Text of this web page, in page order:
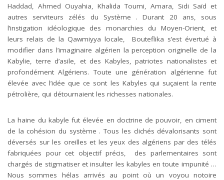
Haddad, Ahmed Ouyahia, Khalida Toumi, Amara, Sidi Saïd et
autres serviteurs zélés du Système . Durant 20 ans, sous
l’instigation idéologique des monarchies du Moyen-Orient, et
leurs relais de la Qawmiyya locale, Bouteflika s’est évertué à
modifier dans l’imaginaire algérien la perception originelle de la
Kabylie, terre d’asile, et des Kabyles, patriotes nationalistes et
profondément Algériens. Toute une génération algérienne fut
élevée avec l’idée que ce sont les Kabyles qui suçaient la rente
pétrolière, qui détournaient les richesses nationales.
La haine du kabyle fut élevée en doctrine de pouvoir, en ciment
de la cohésion du système . Tous les clichés dévalorisants sont
déversés sur les oreilles et les yeux des algériens par des télés
fabriquées pour cet objectif précis, des parlementaires sont
chargés de stigmatiser et insulter les kabyles en toute impunité …
Nous sommes hélas arrivés au point où un voyou notoire